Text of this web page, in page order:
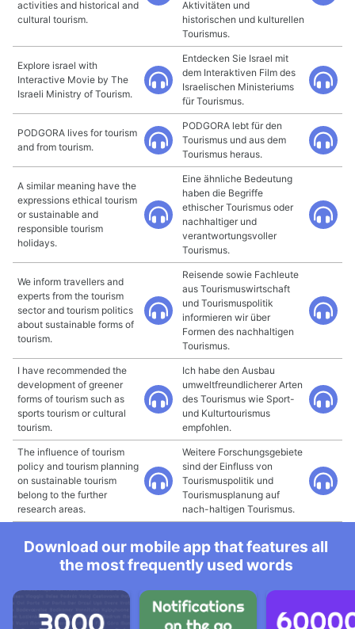
activities and historical and
cultural tourism.
Aktivitäten und
historischen und kulturellen
Tourismus.
Explore israel with
Interactive Movie by The
Israeli Ministry of Tourism.
Entdecken Sie Israel mit
dem Interaktiven Film des
Israelischen Ministeriums
für Tourismus.
PODGORA lives for tourism
and from tourism.
PODGORA lebt für den
Tourismus und aus dem
Tourismus heraus.
A similar meaning have the
expressions ethical tourism
or sustainable and
responsible tourism
holidays.
Eine ähnliche Bedeutung
haben die Begriffe
ethischer Tourismus oder
nachhaltiger und
verantwortungsvoller
Tourismus.
We inform travellers and
experts from the tourism
sector and tourism politics
about sustainable forms of
tourism.
Reisende sowie Fachleute
aus Tourismuswirtschaft
und Tourismuspolitik
informieren wir über
Formen des nachhaltigen
Tourismus.
I have recommended the
development of greener
forms of tourism such as
sports tourism or cultural
tourism.
Ich habe den Ausbau
umweltfreundlicherer Arten
des Tourismus wie Sport-
und Kulturtourismus
empfohlen.
The influence of tourism
policy and tourism planning
on sustainable tourism
belong to the further
research areas.
Weitere Forschungsgebiete
sind der Einfluss von
Tourismuspolitik und
Tourismusplanung auf
nach-haltigen Tourismus.
Download our mobile app that features all
the most frequently used words